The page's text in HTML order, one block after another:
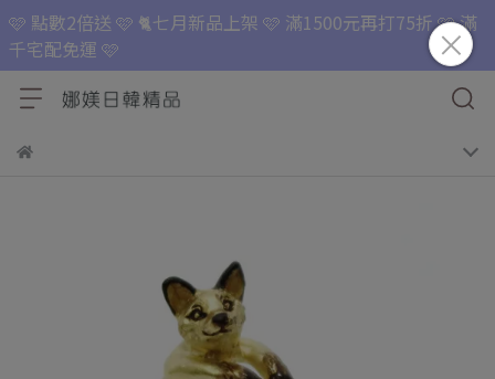
🩷 點數2倍送 🩷 🐈七月新品上架 🩷 滿1500元再打75折 🩷 滿
千宅配免運 🩷